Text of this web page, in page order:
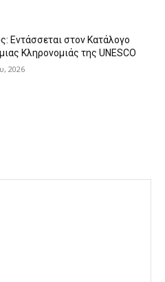
Εντάσσεται στον Κατάλογο
Κληρονομιάς της UNESCO
2026